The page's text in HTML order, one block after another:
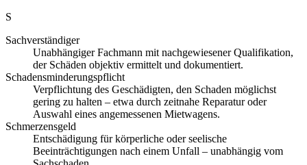
S
Sachverständiger
Unabhängiger Fachmann mit nachgewiesener Qualifikation,
der Schäden objektiv ermittelt und dokumentiert.
Schadensminderungspflicht
Verpflichtung des Geschädigten, den Schaden möglichst
gering zu halten – etwa durch zeitnahe Reparatur oder
Auswahl eines angemessenen Mietwagens.
Schmerzensgeld
Entschädigung für körperliche oder seelische
Beeinträchtigungen nach einem Unfall – unabhängig vom